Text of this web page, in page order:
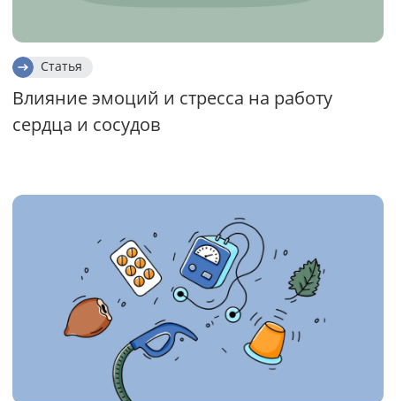
Статья
Влияние эмоций и стресса на работу
сердца и сосудов